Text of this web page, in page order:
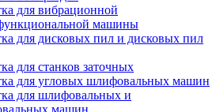
для вибрационной
машины
для дисковых пил и дисковых пил
для станков заточных
для угловых шлифовальных машин
для шлифовальных и
машин